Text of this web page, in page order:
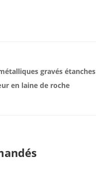
gravés étanches
en laine de roche